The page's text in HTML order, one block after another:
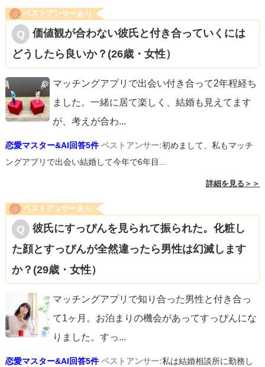
ベストアンサーあり
価値観が合わない彼氏と付き合っていくには
どうしたら良いか？(26歳・女性）
マッチングアプリで出会い付き合って2年程経ち
ました。一緒に居て楽しく、結婚も見えてます
が、考えが合わ...
恋愛マスター&AI回答5件 ベストアンサー:初めまして、私もマッチ
ングアプリで出会い結婚して今年で6年目...
詳細を見る＞＞
ベストアンサーあり
彼氏にすっぴんを見られて振られた。化粧し
た顔とすっぴんが全然違ったら男性は幻滅します
か？(29歳・女性）
マッチングアプリで知り合った男性と付き合っ
て1ヶ月。お泊まりの機会があってすっぴんにな
りました。すっ...
恋愛マスター&AI回答5件 ベストアンサー:私は結婚相談所に勤務し